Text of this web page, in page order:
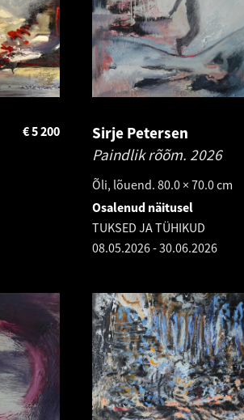
5 200
€
Sirje Petersen
Paindlik rõõm. 2026
Õli, lõuend. 80.0 × 70.0 cm
Osalenud näitusel
TUKSED JA TÜHIKUD
08.05.2026-30.06.2026